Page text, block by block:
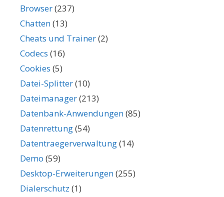
Browser(237)
Chatten(13)
Cheats und Trainer(2)
Codecs (16)
Cookies (5)
Datei-Splitter(10)
Dateimanager(213)
Datenbank-Anwendungen(85)
Datenrettung(54)
Datentraegerverwaltung(14)
Demo (59)
Desktop-Erweiterungen(255)
Dialerschutz (1)